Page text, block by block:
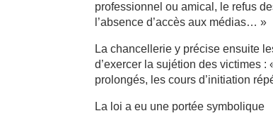
professionnel ou amical, le refus
l’absence d’accès aux médias… »
La chancellerie y précise ensuite
d’exercer la sujétion des victimes
prolongés, les cours d’initiation
La loi a eu une portée symbolique